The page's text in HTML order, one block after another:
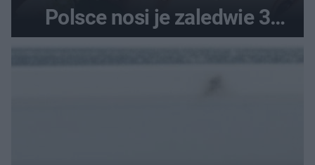
Polsce nosi je zaledwie 3